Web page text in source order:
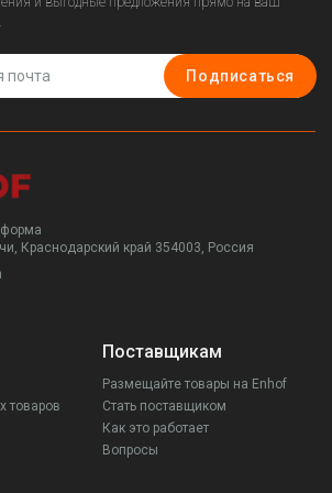
Подписаться
Краснодарский край 354003, Россия
товаров
Поставщикам
Размещайте товары на Enhof
Стать поставщиком
Как это работает
Вопросы